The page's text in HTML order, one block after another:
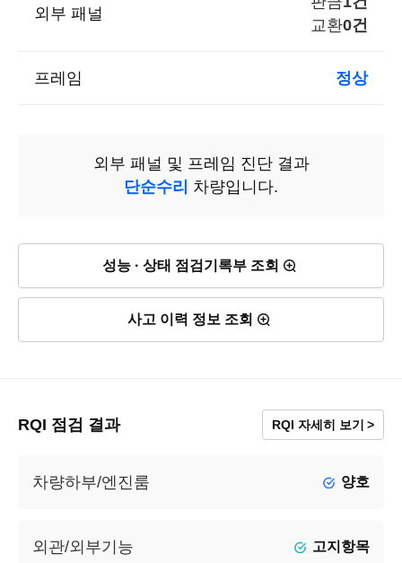
외부 패널
교환0건
프레임 정상
외부 패널 및 프레임 진단 결과
단순수리 차량입니다.
성능 · 상태 점검기록부 조회
사고 이력 정보 조회
RQI 점검 결과 RQI 자세히 보기
차량하부/엔진룸 양호
외관/외부기능 고지항목